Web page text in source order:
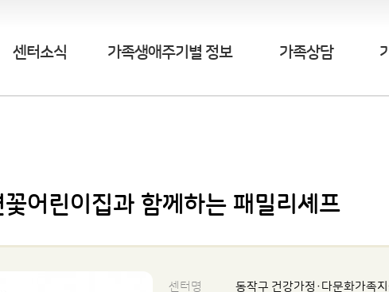
센터소식 가족생애주기별 정보 가족상담
어린이집과 함께하는 패밀리셰프
센터명
동작구 건강가정·다문화가족